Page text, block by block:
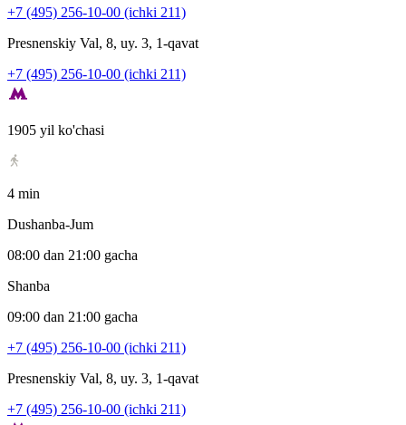
+7 (495) 256-10-00 (ichki 211)
Presnenskiy Val, 8, uy. 3, 1-qavat
+7 (495) 256-10-00 (ichki 211)
1905 yil ko'chasi
4 min
Dushanba-Jum
08:00 dan 21:00 gacha
Shanba
09:00 dan 21:00 gacha
+7 (495) 256-10-00 (ichki 211)
Presnenskiy Val, 8, uy. 3, 1-qavat
+7 (495) 256-10-00 (ichki 211)